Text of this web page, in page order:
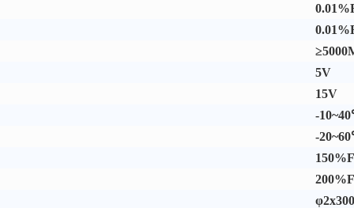
5V
15V
-
-